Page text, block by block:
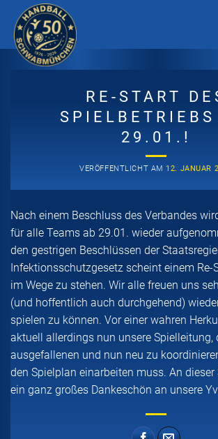
Inhalt
springen
RE-START
SPIELBETRIEBS
29.01.!
VERÖFFENTLICHT AM 12. JANUAR
Nach einem Beschluss des Verbandes
für alle Teams ab 29.01. wieder
den gestrigen Beschlüssen der
Infektionsschutzgesetz scheint einem Re-
im Wege zu stehen. Wir alle freuen uns
(und hoffentlich auch durchgehend)
spielen zu können. Vor einer wahren
aktuell allerdings nun unsere Spielleitung,
ausgefallenen und nun neu zu
den Spielplan einarbeiten muss. An dieser
ein ganz großes Dankeschön an unsere